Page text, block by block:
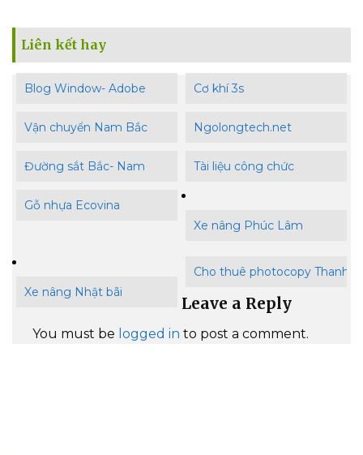
Liên kết hay
Blog Window- Adobe Cơ khí 3s
Vận chuyển Nam Bắc Ngolongtech.net
Đường sắt Bắc- Nam Tài liệu công chức
Gỗ nhựa Ecovina
Xe nâng Phúc Lâm
Xe nâng Nhật bãi
Cho thuê photocopy Thanh
Leave a Reply
You must be logged in to post a comment.